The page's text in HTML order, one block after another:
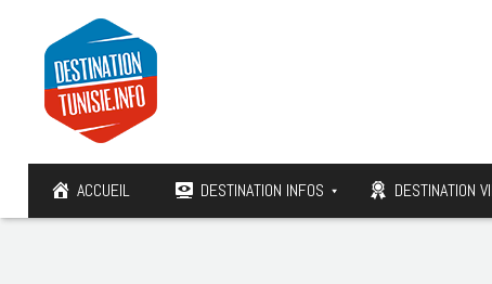
ACCUEIL DESTINATION INFOS DESTINATION